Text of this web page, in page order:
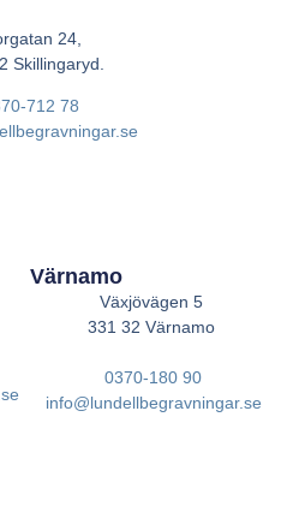
Värnamo
Växjövägen 5
331 32 Värnamo
0370-180 90
info@lundellbegravningar.se
24,
Skillingaryd.
712 78